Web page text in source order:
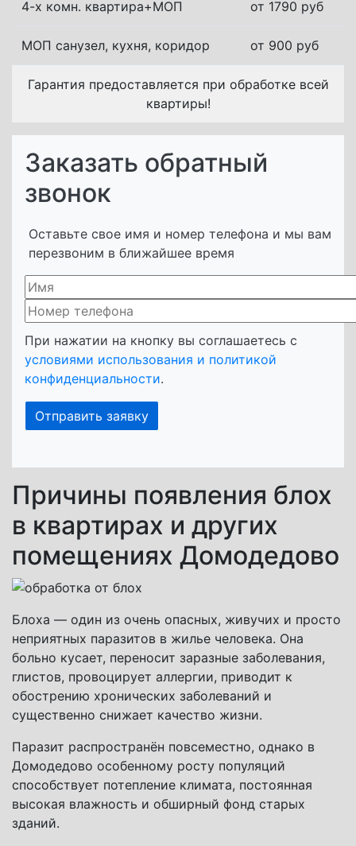
4-х комн. квартира+МОП от 1790 руб
МОП санузел, кухня, коридор от 900 руб
Гарантия предоставляется при обработке всей
квартиры!
Заказать обратный
звонок
Оставьте свое имя и номер телефона и мы вам
перезвоним в ближайшее время
При нажатии на кнопку вы соглашаетесь с
условиями использования и политикой
конфиденциальности.
Причины появления блох
в квартирах и других
помещениях Домодедово
Блоха — один из очень опасных, живучих и просто
неприятных паразитов в жилье человека. Она
больно кусает, переносит заразные заболевания,
глистов, провоцирует аллергии, приводит к
обострению хронических заболеваний и
существенно снижает качество жизни.
Паразит распространён повсеместно, однако в
Домодедово особенному росту популяций
способствует потепление климата, постоянная
высокая влажность и обширный фонд старых
зданий.